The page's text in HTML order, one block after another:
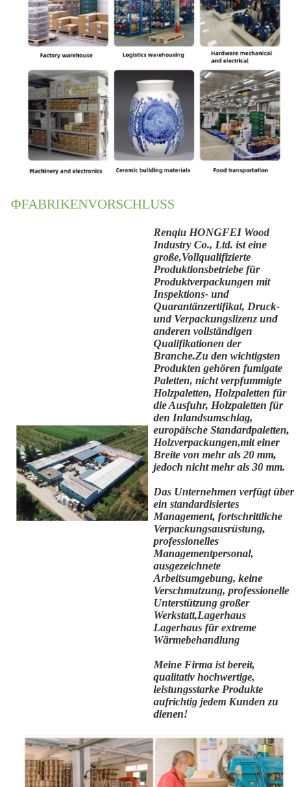
ΦFABRIKENVORSCHLUSS
Renqiu HONGFEI Wood
Industry Co., Ltd. ist eine
große,Vollqualifizierte
Produktionsbetriebe für
Produktverpackungen mit
Inspektions- und
Quarantänzertifikat, Druck-
und Verpackungslizenz und
anderen vollständigen
Qualifikationen der
Branche.Zu den wichtigsten
Produkten gehören fumigate
Paletten, nicht verpfummigte
Holzpaletten, Holzpaletten für
die Ausfuhr, Holzpaletten für
den Inlandsumschlag,
europäische Standardpaletten,
Holzverpackungen,mit einer
Breite von mehr als 20 mm,
jedoch nicht mehr als 30 mm.
Das Unternehmen verfügt über
ein standardisiertes
Management, fortschrittliche
Verpackungsausrüstung,
professionelles
Managementpersonal,
ausgezeichnete
Arbeitsumgebung, keine
Verschmutzung, professionelle
Unterstützung großer
Werkstatt,Lagerhaus
Lagerhaus für extreme
Wärmebehandlung
Meine Firma ist bereit,
qualitativ hochwertige,
leistungsstarke Produkte
aufrichtig jedem Kunden zu
dienen!